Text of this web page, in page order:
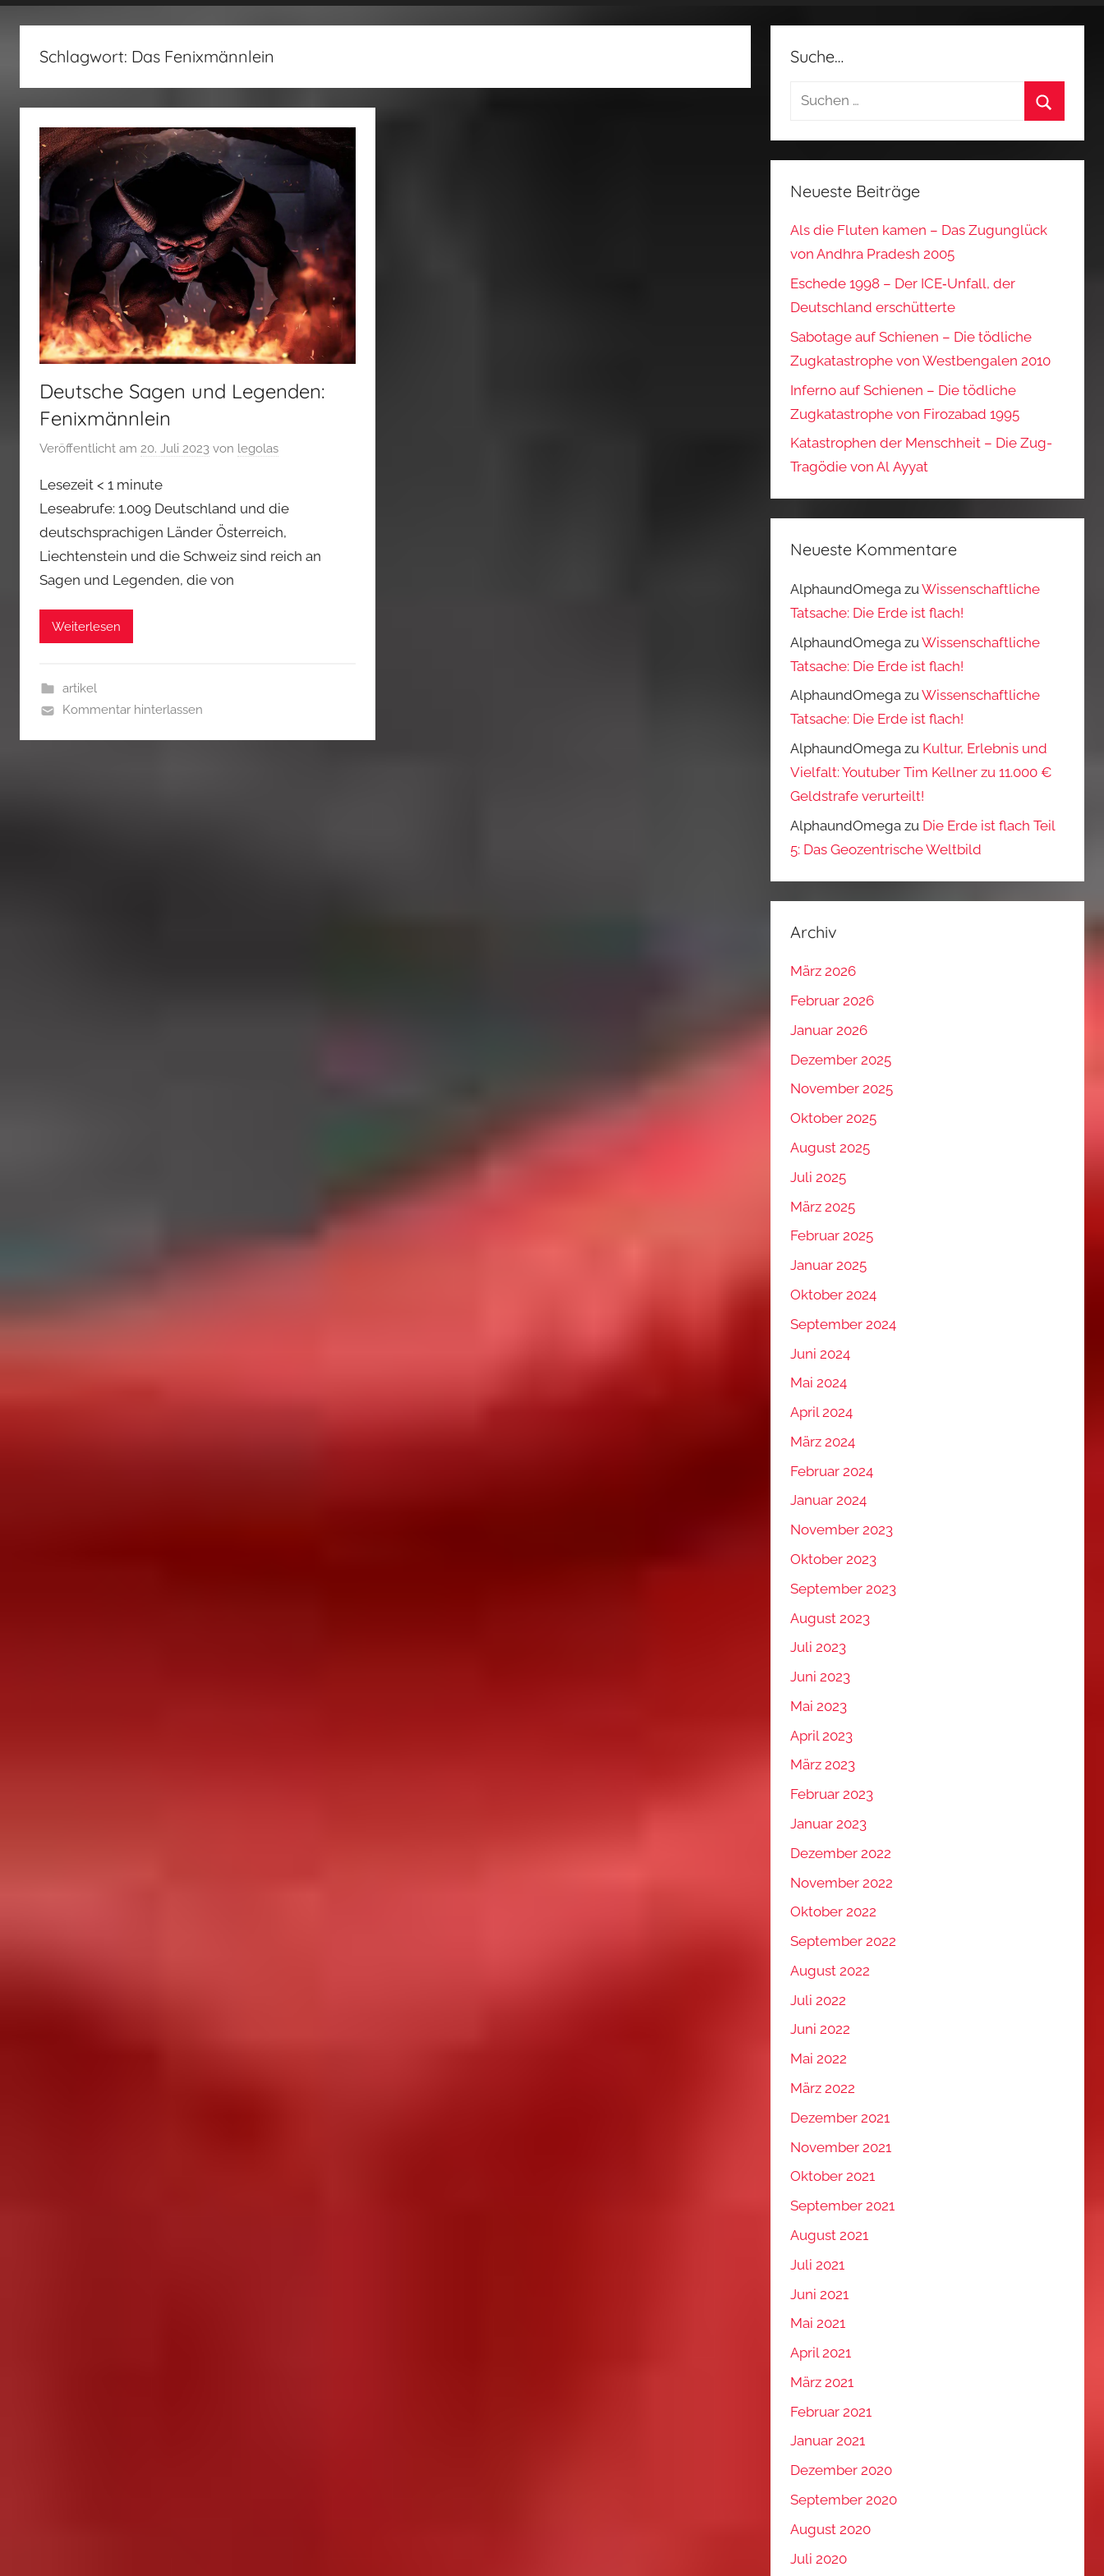
fertig…!
Schlagwort: Das Fenixmännlein
Deutsche Sagen und Legenden:
Fenixmännlein
Veröffentlicht am 20. Juli 2023 von legolas
Lesezeit < 1 minute
Leseabrufe: 1.009 Deutschland und die
deutschsprachigen Länder Österreich,
Liechtenstein und die Schweiz sind reich an
Sagen und Legenden, die von
Weiterlesen
artikel
Kommentar hinterlassen
Suche…
Suchen
Neueste Beiträge
Als die Fluten kamen – Das Zugunglück
von Andhra Pradesh 2005
Eschede 1998 – Der ICE‑Unfall, der
Deutschland erschütterte
Sabotage auf Schienen – Die tödliche
Zugkatastrophe von Westbengalen 2010
Inferno auf Schienen – Die tödliche
Zugkatastrophe von Firozabad 1995
Katastrophen der Menschheit – Die Zug-
Tragödie von Al Ayyat
Neueste Kommentare
AlphaundOmega zuWissenschaftliche
Tatsache: Die Erde ist flach!
AlphaundOmega zuWissenschaftliche
Tatsache: Die Erde ist flach!
AlphaundOmega zuWissenschaftliche
Tatsache: Die Erde ist flach!
AlphaundOmega zu Kultur, Erlebnis und
Vielfalt: Youtuber Tim Kellner zu 11.000 €
Geldstrafe verurteilt!
AlphaundOmega zu Die Erde ist flach Teil
5: Das Geozentrische Weltbild
Archiv
März 2026
Februar 2026
Januar 2026
Dezember 2025
November 2025
Oktober 2025
August 2025
Juli 2025
März 2025
Februar 2025
Januar 2025
Oktober 2024
September 2024
Juni 2024
Mai 2024
April 2024
März 2024
Februar 2024
Januar 2024
November 2023
Oktober 2023
September 2023
August 2023
Juli 2023
Juni 2023
Mai 2023
April 2023
März 2023
Februar 2023
Januar 2023
Dezember 2022
November 2022
Oktober 2022
September 2022
August 2022
Juli 2022
Juni 2022
Mai 2022
März 2022
Dezember 2021
November 2021
Oktober 2021
September 2021
August 2021
Juli 2021
Juni 2021
Mai 2021
April 2021
März 2021
Februar 2021
Januar 2021
Dezember 2020
September 2020
August 2020
Juli 2020